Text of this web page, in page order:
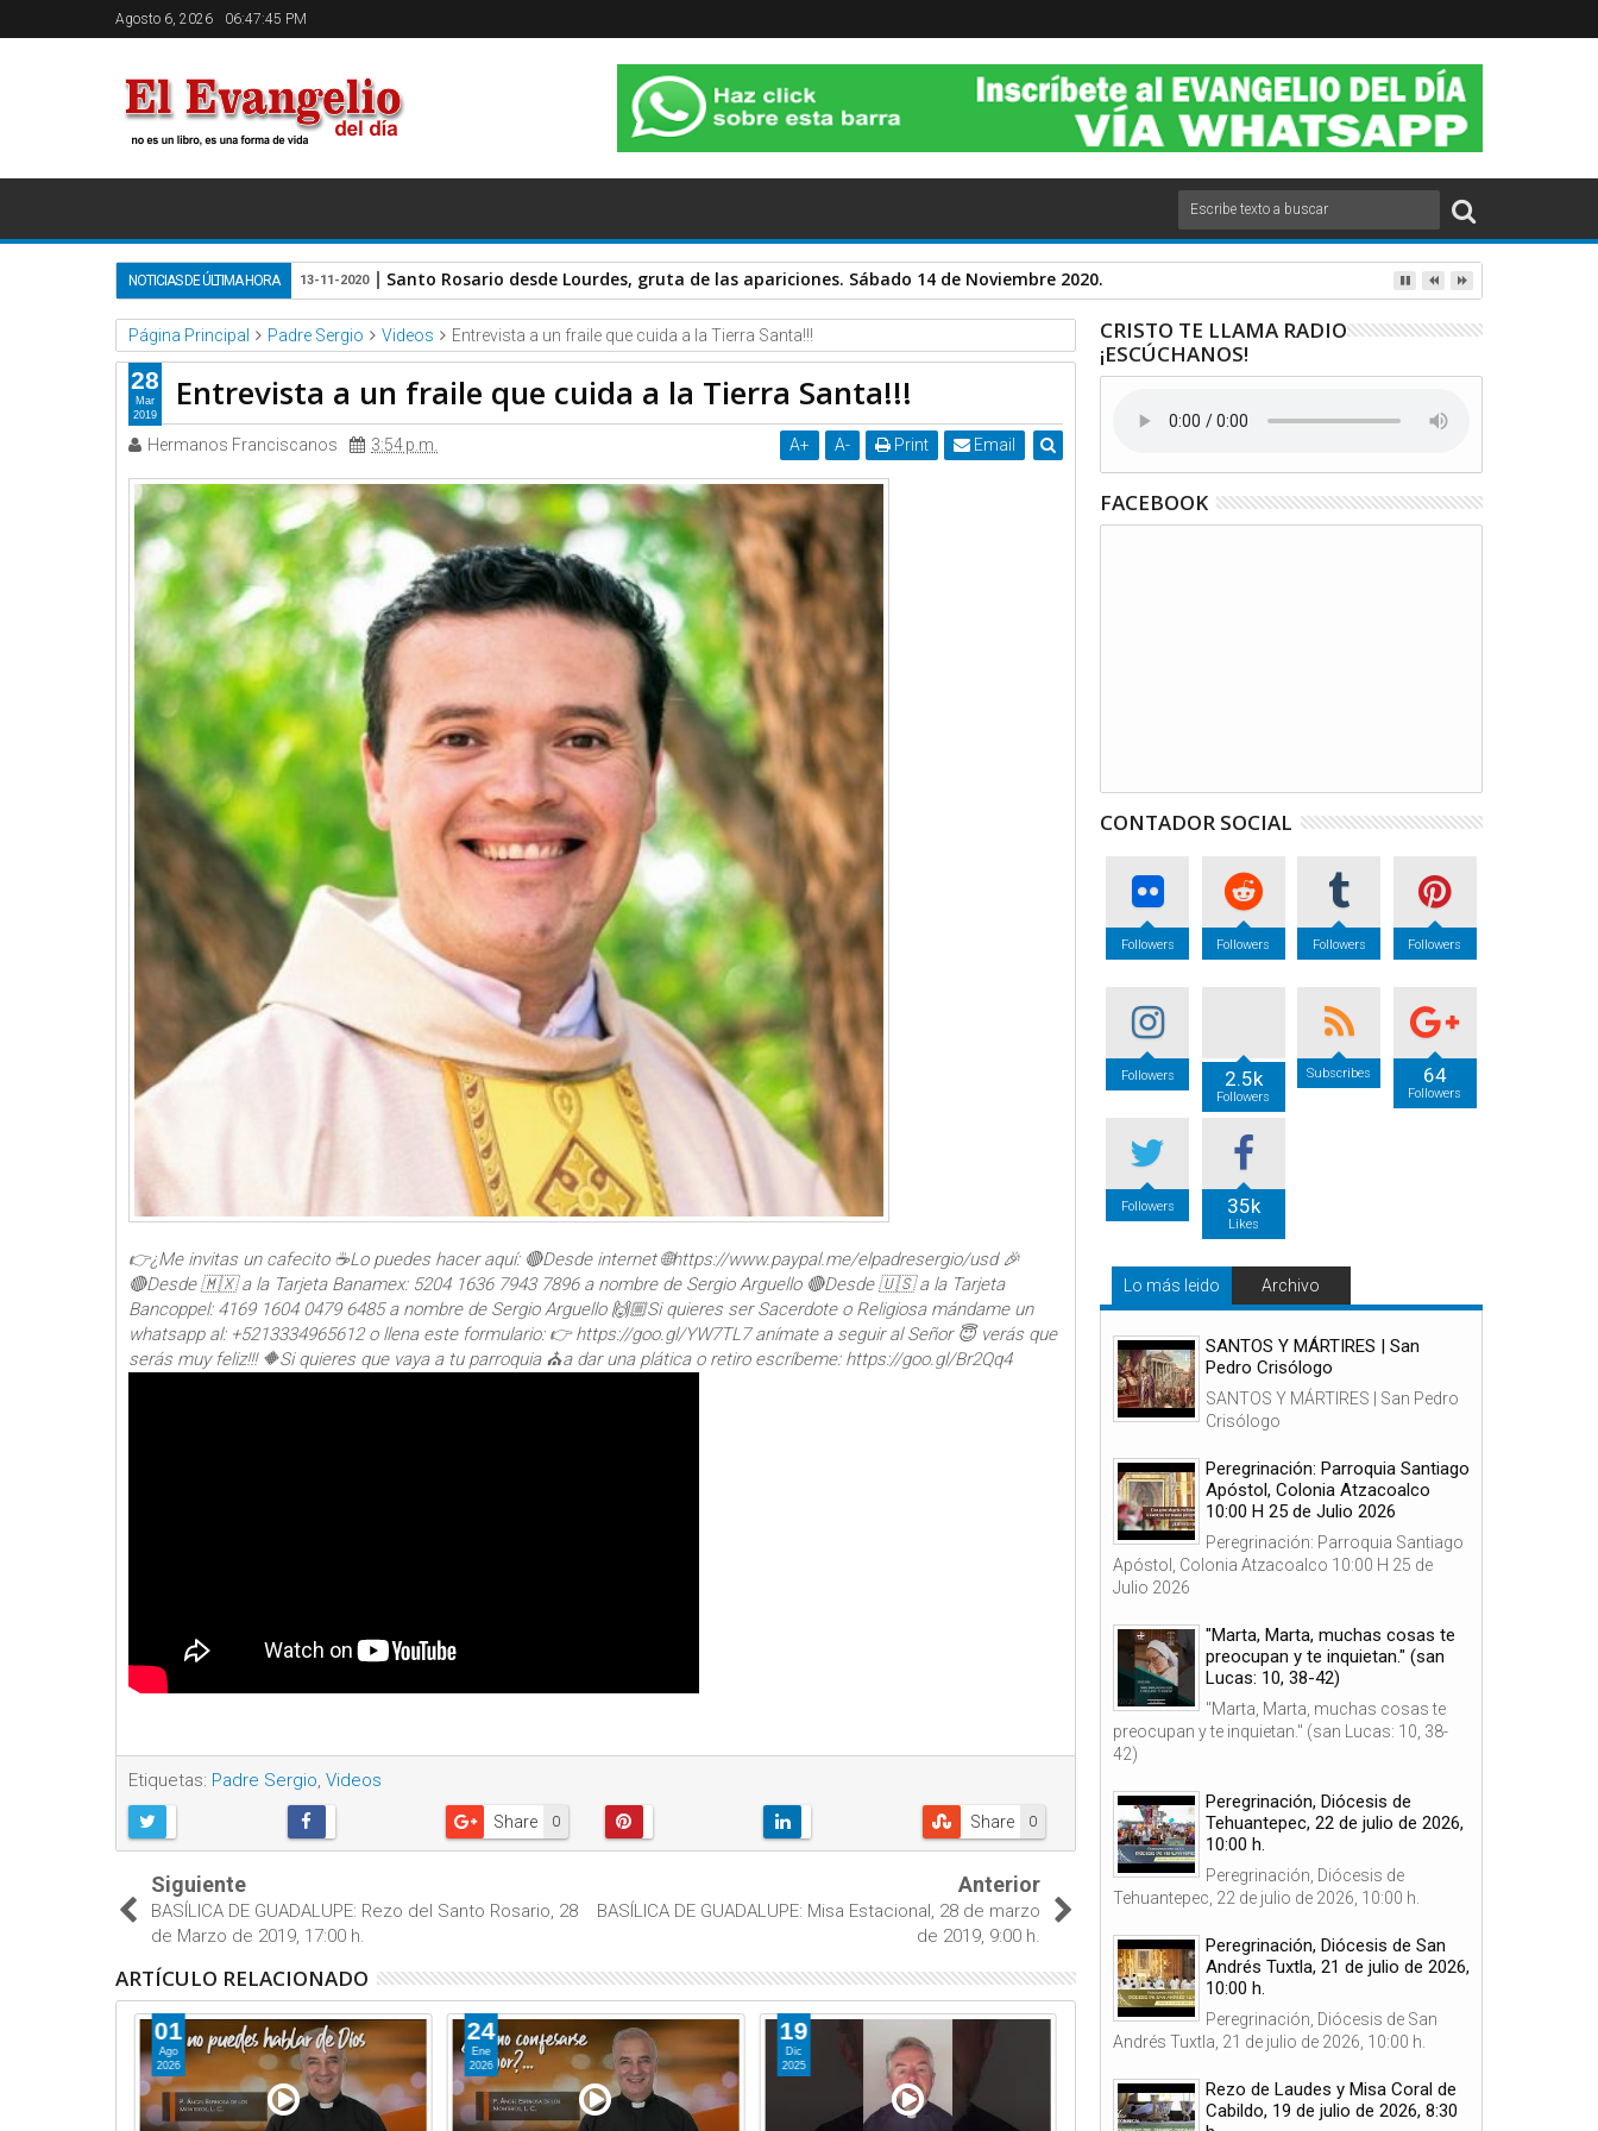
Agosto 6, 2026 06:47:46 PM
NOTICIAS DE ÚLTIMA HORA Santo Rosario desde Lourdes, gruta de las apariciones. Sábado 14 de Noviembre 2020.
13-11-2020
Página Principal Padre Sergio Videos Entrevista a un fraile que cuida a la Tierra Santa!!!
Entrevista a un fraile que cuida a la Tierra Santa!!!
Hermanos Franciscanos 3:54 p.m. A+ A- Print Email
👉¿Me invitas un cafecito ☕Lo puedes hacer aquí: 🔴Desde internet 🌐https://www.paypal.me/elpadresergio/usd 🎉
🔴Desde 🇲🇽 a la Tarjeta Banamex: 5204 1636 7943 7896 a nombre de Sergio Arguello 🔴Desde 🇺🇸 a la Tarjeta
Bancoppel: 4169 1604 0479 6485 a nombre de Sergio Arguello 🙌🏼Si quieres ser Sacerdote o Religiosa mándame un
whatsapp al: +5213334965612 o llena este formulario: 👉 https://goo.gl/YW7TL7 anímate a seguir al Señor 😇 verás que
serás muy feliz!!! 🔶Si quieres que vaya a tu parroquia ⛪a dar una plática o retiro escríbeme: https://goo.gl/Br2Qq4
Etiquetas: Padre Sergio, Videos
0
Share 0
Share
28
Mar
2019
Siguiente
BASÍLICA DE GUADALUPE: Rezo del Santo Rosario, 28
de Marzo de 2019, 17:00 h.
Anterior
BASÍLICA DE GUADALUPE: Misa Estacional, 28 de marzo
de 2019, 9:00 h.
ARTÍCULO RELACIONADO
01
Ago
2026
24
Ene
2026
19
Dic
2025
10
Dic
09
Dic
CRISTO TE LLAMA RADIO
¡ESCÚCHANOS!
FACEBOOK
CONTADOR SOCIAL
Followers Followers Followers Followers
Followers 2.5k
Followers
Subscribes 64
Followers
Followers 35k
Likes
Lo más leido Archivo
SANTOS Y MÁRTIRES | San
Pedro Crisólogo
SANTOS Y MÁRTIRES | San Pedro
Crisólogo
Peregrinación: Parroquia Santiago
Apóstol, Colonia Atzacoalco
10:00 H 25 de Julio 2026
Peregrinación: Parroquia Santiago
Apóstol, Colonia Atzacoalco 10:00 H 25 de
Julio 2026
"Marta, Marta, muchas cosas te
preocupan y te inquietan." (san
Lucas: 10, 38-42)
"Marta, Marta, muchas cosas te
preocupan y te inquietan." (san Lucas: 10, 38-
42)
Peregrinación, Diócesis de
Tehuantepec, 22 de julio de 2026,
10:00 h.
Peregrinación, Diócesis de
Tehuantepec, 22 de julio de 2026, 10:00 h.
Peregrinación, Diócesis de San
Andrés Tuxtla, 21 de julio de 2026,
10:00 h.
Peregrinación, Diócesis de San
Andrés Tuxtla, 21 de julio de 2026, 10:00 h.
Rezo de Laudes y Misa Coral de
Cabildo, 19 de julio de 2026, 8:30